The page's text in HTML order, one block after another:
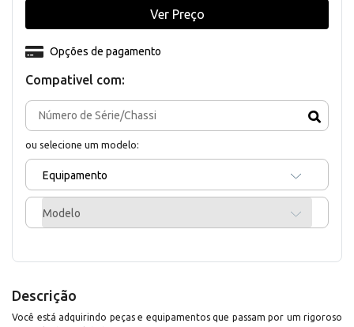
Compativel com:
ou selecione um modelo:
Equipamento
Modelo
Opções de pagamento
Ver Preço
Descrição
Você está adquirindo peças e equipamentos que passam por um rigoroso